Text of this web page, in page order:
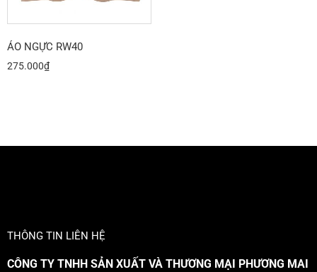
ÁO NGỰC RW40
275.000₫
THÔNG TIN LIÊN HỆ
CÔNG TY TNHH SẢN XUẤT VÀ THƯƠNG MẠI PHƯƠNG MAI